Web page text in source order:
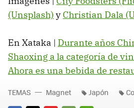
(Unsplash) y Christian Dala
En Xataka | Durante años
Shaoxing a la categoría de
Ahora es una bebida de
TEMAS Magnet Japón